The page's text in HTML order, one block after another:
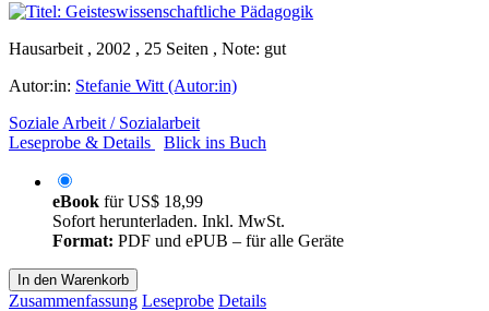
Hausarbeit , 2002 , 25 Seiten , Note: gut
Autor:in: Stefanie Witt (Autor:in)
Soziale Arbeit / Sozialarbeit
Leseprobe & Details
Blick ins Buch
eBook fürUS$ 18,99
Sofort herunterladen. Inkl. MwSt.
Format: PDF und ePUB – für alle Geräte
In den Warenkorb
Zusammenfassung Leseprobe Details